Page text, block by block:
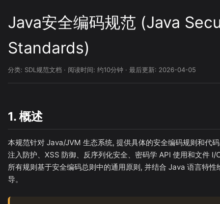
Java安全编码规范 (Java
Standards)
分类: SDL规范文档 · 阅读时间: 约10分钟 · 最后更新: 2026-04-05
1. 概述
本规范针对 Java/JVM 生态系统, 提供具体的安全编码规则和代
注入防护、XSS 防御、反序列化安全、密码学 API 使用和文件 I/
所有规则基于安全编码总则中的通用原则, 并结合 Java 语言特性
导。